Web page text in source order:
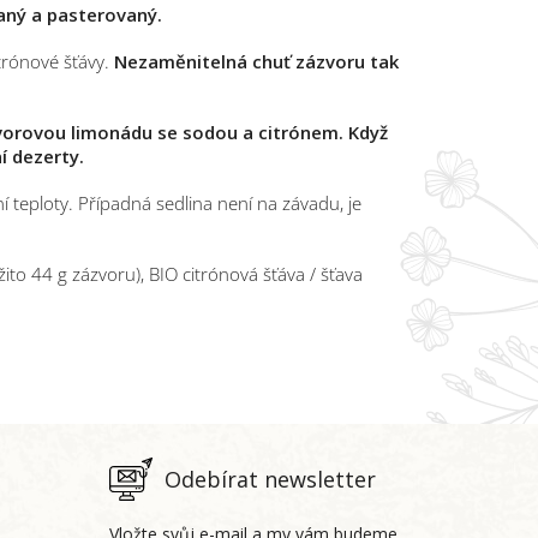
a pasterovaný.
šťávy. Nezaměnitelná chuť zázvoru tak
limonádu se sodou a citrónem. Když
dezerty.
Případná sedlina není na závadu, je
44 g zázvoru), BIO citrónová šťáva / šťava
Odebírat newsletter